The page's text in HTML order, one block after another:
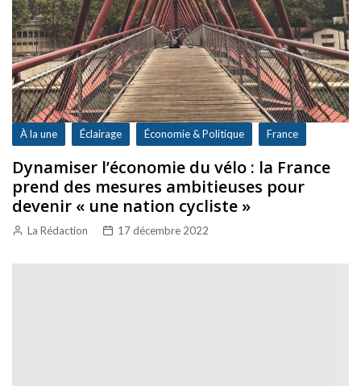
À la une Éclairage Économie & Politique France
Dynamiser l’économie du vélo : la France
prend des mesures ambitieuses pour
devenir « une nation cycliste »
La Rédaction 17 décembre 2022